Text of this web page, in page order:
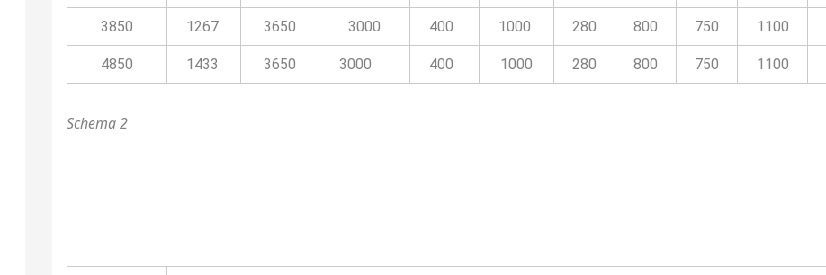
3850 1267 3650 3000 400 1000 280 800 750 1100
4850 1433 3650 3000 400 1000 280 800 750 1100
Schema 2